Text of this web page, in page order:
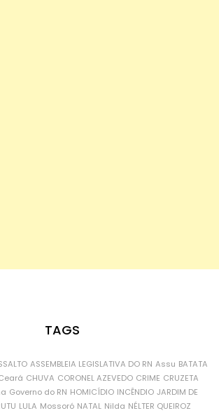
TAGS
ASSEMBLEIA LEGISLATIVA DO RN Assu BATATA
CHUVA CORONEL AZEVEDO CRIME CRUZETA
Governo do RN HOMICÍDIO INCÊNDIO JARDIM DE
LULA Mossoró NATAL Nilda NÉLTER QUEIROZ